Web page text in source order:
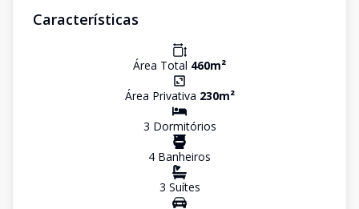
Características
Área Total 460m²
Área Privativa 230m²
3 Dormitórios
4 Banheiros
3 Suítes